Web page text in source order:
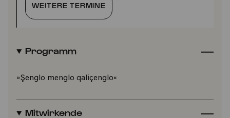
WEITERE TERMINE
Programm
»Şenglo menglo qaliçenglo«
Mitwirkende